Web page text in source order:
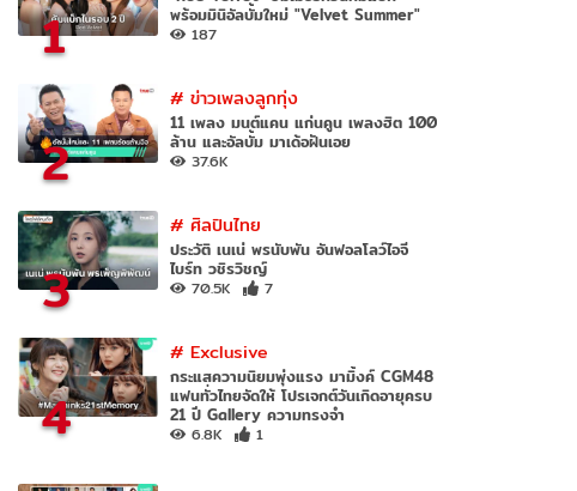
1
พร้อมมินิอัลบั้มใหม่ "Velvet Summer"
187
2
# ข่าวเพลงลูกทุ่ง
11 เพลง มนต์แคน แก่นคูน เพลงฮิต 100
ล้าน และอัลบั้ม มาเด้อฝันเอย
37.6K
3
# ศิลปินไทย
ประวัติ เนเน่ พรนับพัน อันฟอลโลว์ไอจี
ไบร์ท วชิรวิชญ์
70.5K 7
4
# Exclusive
กระแสความนิยมพุ่งแรง มามิ้งค์ CGM48
แฟนทั่วไทยจัดให้ โปรเจกต์วันเกิดอายุครบ
21 ปี Gallery ความทรงจำ
6.8K 1